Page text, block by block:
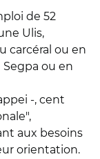
de 52
Ulis,
carcéral ou en
Segpa ou en
-, cent
aux besoins
orientation.